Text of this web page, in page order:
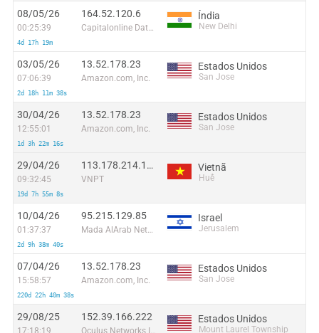
08/05/26
00:25:39
4d 17h 19m
164.52.120.6
Capitalonline Data Service (HK) Co
Índia
New Delhi
03/05/26
07:06:39
2d 18h 11m 38s
13.52.178.23
Amazon.com, Inc.
Estados Unidos
San Jose
30/04/26
12:55:01
1d 3h 22m 16s
13.52.178.23
Amazon.com, Inc.
Estados Unidos
San Jose
29/04/26
09:32:45
19d 7h 55m 8s
113.178.214.114
VNPT
Vietnã
Huế
10/04/26
01:37:37
2d 9h 38m 40s
95.215.129.85
Mada AlArab Network
Israel
Jerusalem
07/04/26
15:58:57
220d 22h 40m 38s
13.52.178.23
Amazon.com, Inc.
Estados Unidos
San Jose
29/08/25
17:18:19
152.39.166.222 Estados Unidos
Mount Laurel Township